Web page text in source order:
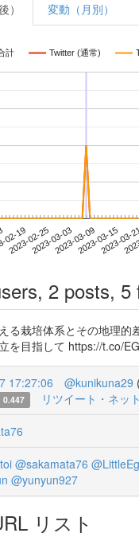
） 変動（月別）
計 Twitter (通常)
19
2023-02-252023-03-032023-03-092023-03-15
2023-03-
2 posts, 5
る栽培体系とその地理的
を目指して https://t.co/
17:27:06 @kunikuna29 (
0.447 リツイート・ネッ
@sakamata76
@yunyun927
リスト